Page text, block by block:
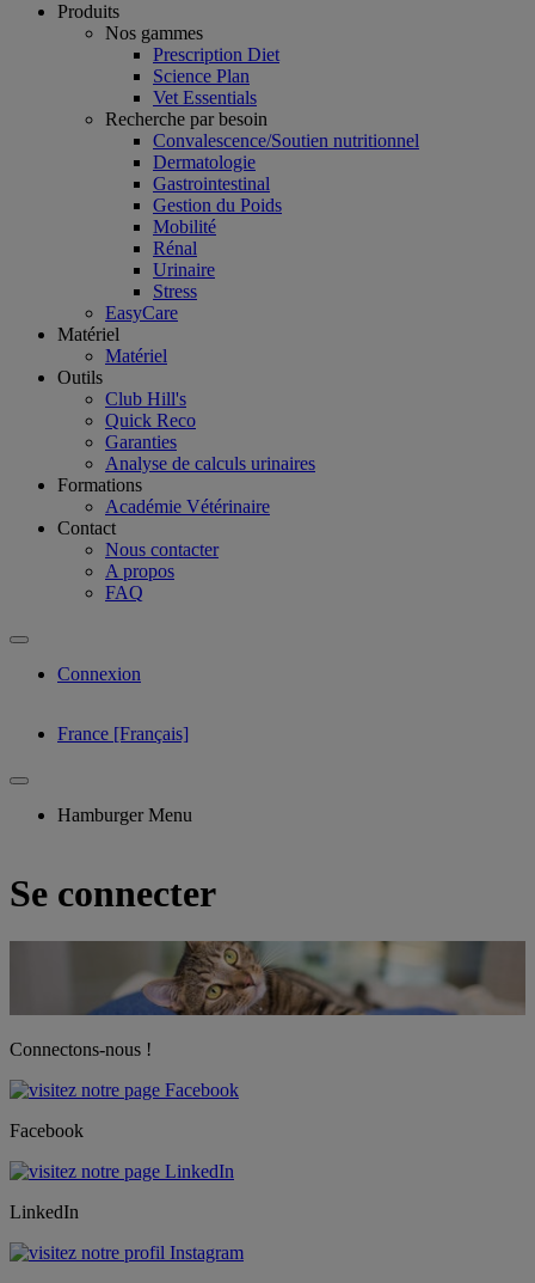
Produits
Nos gammes
Prescription Diet
Science Plan
Vet Essentials
Recherche par besoin
Convalescence/Soutien nutritionnel
Dermatologie
Gastrointestinal
Gestion du Poids
Mobilité
Rénal
Urinaire
Stress
EasyCare
Matériel
Matériel
Outils
Club Hill's
Quick Reco
Garanties
Analyse de calculs urinaires
Formations
Académie Vétérinaire
Contact
Nous contacter
A propos
FAQ
Connexion
France [Français]
Hamburger Menu
Se connecter
Connectons-nous !
Facebook
LinkedIn